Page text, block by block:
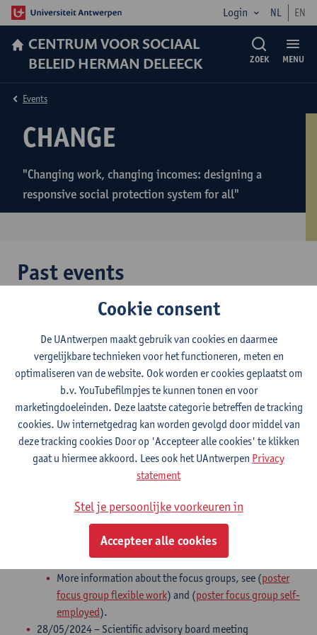
Login NL EN
CENTRUM VOOR SOCIAAL
BELEID HERMAN DELEECK
MENU
ZOEK
CHANGE
"Changing work, changing incomes: designing a
responsive social protection system for all"
Events
Past events
27-28/01/2026 –AIPRIL/CHANGE Workshop "Changing
standard workers and self-employed"
​3/10/2025 – Follow-up committee
28/5/2025 – CHANGE project meeting
3/02/2025 –Scientific advisory board meeting
4/10/2024 – Follow-up committee
30/09/2024 – Focus groups CESO
We are researching vulnerability and social exclusion
understand this phenomenon, we organise focus
groups in which we would like to hear the insights and
experiences of a heterogeneous group of non-standard
and self-employed workers.
More information about the focus groups, see (poster
focus group flexible work) and (poster focus group self-
employed).
28/05/2024 – Scientific advisory board meeting
Cookie consent
De UAntwerpen maakt gebruik van cookies en daarmee
vergelijkbare technieken voor het functioneren, meten en
optimaliseren van de website. Ook worden er cookies geplaatst om
b.v. YouTubefilmpjes te kunnen tonen en voor
marketingdoeleinden. Deze laatste categorie betreffen de tracking
cookies. Uw internetgedrag kan worden gevolgd door middel van
deze tracking cookies Door op 'Accepteer alle cookies' te klikken
gaat u hiermee akkoord. Lees ook het UAntwerpen Privacy
statement
Stel je persoonlijke voorkeuren in
Accepteer alle cookies